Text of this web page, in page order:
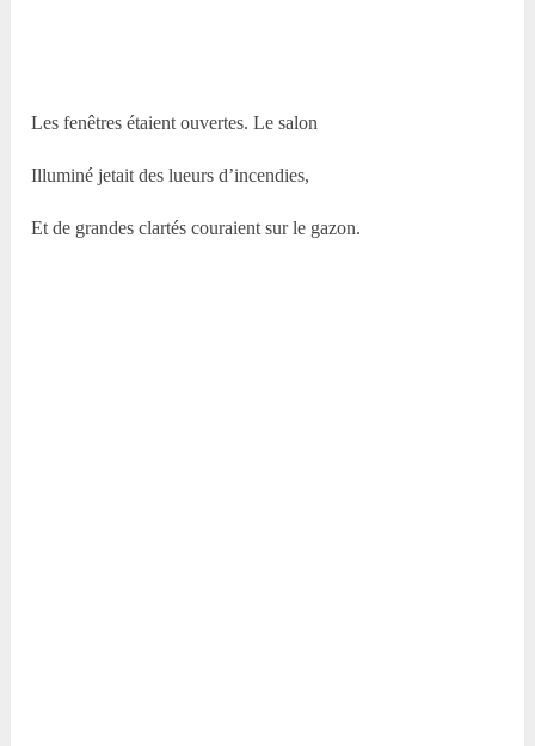
Les fenêtres étaient ouvertes. Le salon
Illuminé jetait des lueurs d’incendies,
Et de grandes clartés couraient sur le gazon.